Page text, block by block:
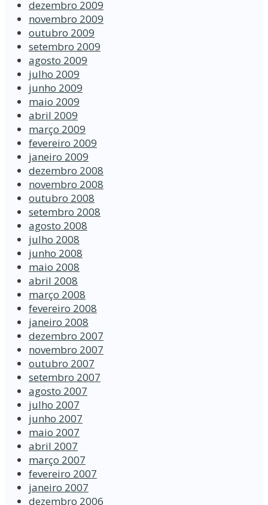
dezembro 2009
novembro 2009
outubro 2009
setembro 2009
agosto 2009
julho 2009
junho 2009
maio 2009
abril 2009
março 2009
fevereiro 2009
janeiro 2009
dezembro 2008
novembro 2008
outubro 2008
setembro 2008
agosto 2008
julho 2008
junho 2008
maio 2008
abril 2008
março 2008
fevereiro 2008
janeiro 2008
dezembro 2007
novembro 2007
outubro 2007
setembro 2007
agosto 2007
julho 2007
junho 2007
maio 2007
abril 2007
março 2007
fevereiro 2007
janeiro 2007
dezembro 2006